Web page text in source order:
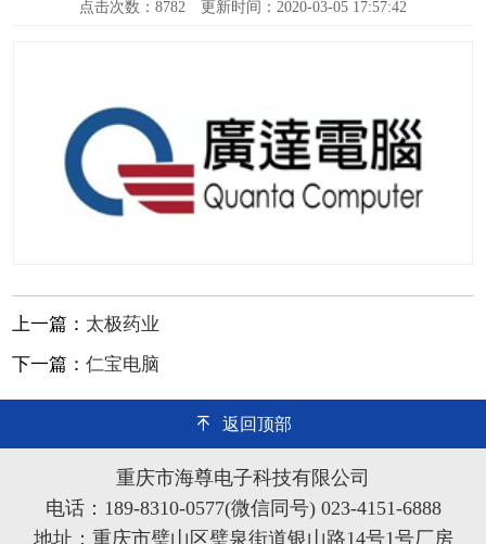
点击次数： 8782 更新时间：2020-03-05 17:57:42
上一篇： 太极药业
下一篇：仁宝电脑
返回顶部
重庆市海尊电子科技有限公司
电话：189-8310-0577(微信同号) 023-4151-6888
地址：重庆市璧山区璧泉街道银山路14号1号厂房